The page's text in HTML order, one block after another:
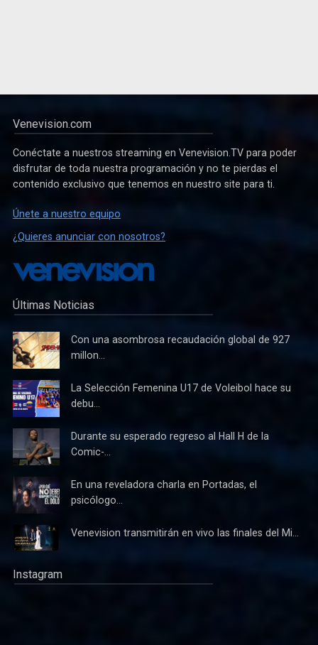
Venevision.com
Conéctate a nuestros streaming en Venevision.TV para poder
disfrutar de toda nuestra programación y no te pierdas el
contenido exclusivo que tenemos en nuestro site para ti.
Únete a nuestro equipo
¿Quieres anunciar con nosotros?
Últimas Noticias
Con una asombrosa recaudación global de 927
millon...
La Selección Femenina U17 de Voleibol hace su
debu...
Durante su esperado regreso al Hall H de la
Comic-...
En una reveladora charla en Portadas, el
psicólogo...
Venevision transmitirán en vivo las finales del Mi...
Instagram